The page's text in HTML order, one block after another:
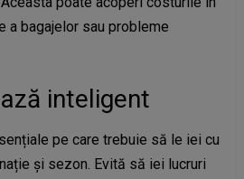
a bagajelor sau probleme
inteligent
pe care trebuie să le iei cu
și sezon. Evită să iei lucruri